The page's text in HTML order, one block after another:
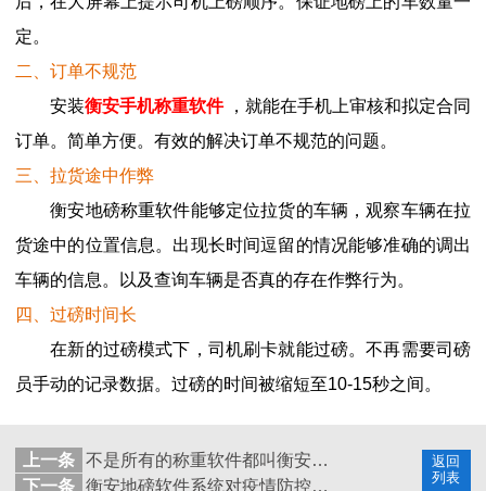
定。
二、订单不规范
安装衡安手机称重软件
，就能在手机上审核和拟定合同
订单。简单方便。有效的解决订单不规范的问题。
三、拉货途中作弊
衡安地磅称重软件能够定位拉货的车辆，观察车辆在拉
货途中的位置信息。出现长时间逗留的情况能够准确的调出
车辆的信息。以及查询车辆是否真的存在作弊行为。
四、过磅时间长
在新的过磅模式下，司机刷卡就能过磅。不再需要司磅
员手动的记录数据。过磅的时间被缩短至10-15秒之间。
返回
列表
上一条
不是所有的称重软件都叫衡安软件
下一条
衡安地磅软件系统对疫情防控的作用